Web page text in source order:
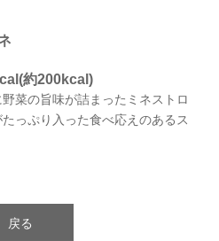
約200kcal)
菜の旨味が詰まったミネストロ
っぷり入った食べ応えのあるス
戻る